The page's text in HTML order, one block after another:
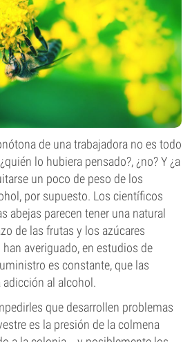
de una trabajadora no es todo
lo hubiera pensado?, ¿no? Y ¿a
un poco de peso de los
por supuesto. Los científicos
abejas parecen tener una natural
de las frutas y los azúcares
averiguado, en estudios de
es constante, que las
adicción al alcohol.
que desarrollen problemas
es la presión de la colmena